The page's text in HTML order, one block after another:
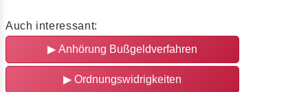
Auch interessant:
▶ Anhörung Bußgeldverfahren
▶ Ordnungswidrigkeiten